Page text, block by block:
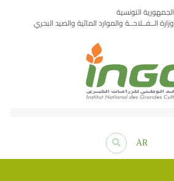
الجمهورية التونسية
وزارة الــفــلاحــة والموارد المائية والصيد البحري
AR